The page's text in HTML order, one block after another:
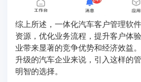
综上所述，一体化汽车客户管理软
资源，优化业务流程，提升客户体
业带来显著的竞争优势和经济效益
升级的汽车企业来说，引入这样的
明智的选择。